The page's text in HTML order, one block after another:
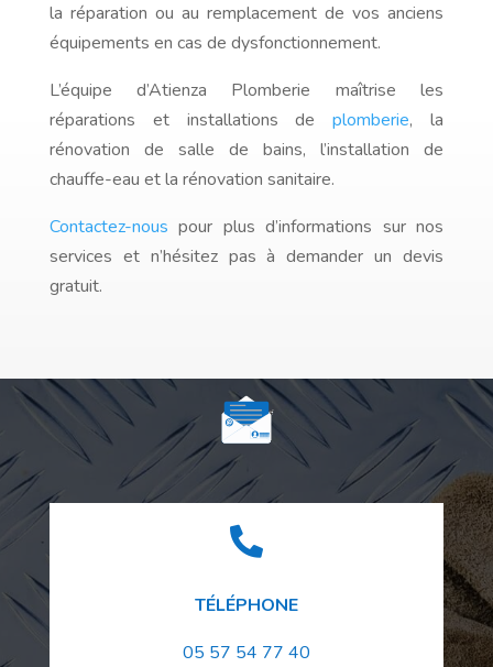
la réparation ou au remplacement de vos anciens
équipements en cas de dysfonctionnement.
L’équipe d’Atienza Plomberie maîtrise les
réparations et installations deplomberie, la
rénovation de salle de bains, l’installation de
chauffe-eau et la rénovation sanitaire.
Contactez-nous pour plus d’informations sur nos
services et n’hésitez pas à demander un devis
gratuit.

TÉLÉPHONE
05 57 54 77 40